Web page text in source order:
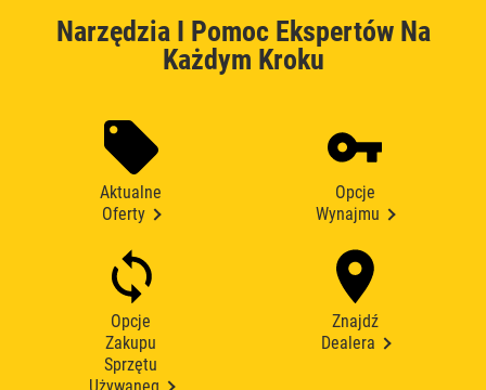
Narzędzia I Pomoc Ekspertów Na
Każdym Kroku
Aktualne
Oferty
Opcje
Wynajmu
Opcje
Zakupu
Sprzętu
Znajdź
Dealera